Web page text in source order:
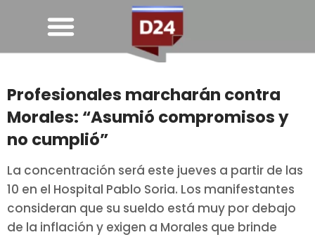
Profesionales marcharán contra
Morales: “Asumió compromisos y
no cumplió”
La concentración será este jueves a partir de las
10 en el Hospital Pablo Soria. Los manifestantes
consideran que su sueldo está muy por debajo
de la inflación y exigen a Morales que brinde